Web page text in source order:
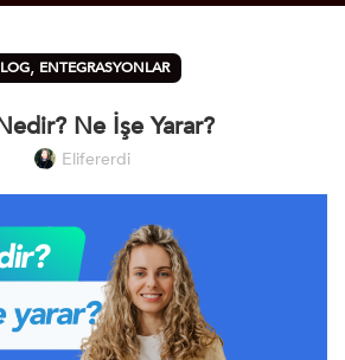
, ENTEGRASYONLAR
Ne İşe Yarar?
Elifererdi